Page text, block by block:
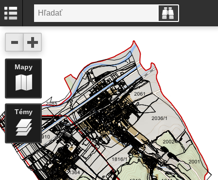
Mapy
Témy